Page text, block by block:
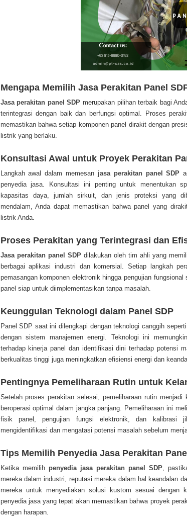
Mengapa Memilih Jasa Perakitan Panel
Jasa perakitan panel SDP merupakan pilihan terbaik bagi
terintegrasi dengan baik dan berfungsi optimal. Proses
memastikan bahwa setiap komponen panel dirakit dengan
listrik yang berlaku.
Konsultasi Awal untuk Proyek Perakitan
Langkah awal dalam memesan jasa perakitan panel SDP
penyedia jasa. Konsultasi ini penting untuk menentukan
kapasitas daya, jumlah sirkuit, dan jenis proteksi yang
mendalam, Anda dapat memastikan bahwa panel yang
listrik Anda.
Proses Perakitan yang Terintegrasi dan
Jasa perakitan panel SDPdilakukan oleh tim ahli yang
berbagai aplikasi industri dan komersial. Setiap langkah
pemasangan komponen elektronik hingga pengujian
panel siap untuk diimplementasikan tanpa masalah.
Keunggulan Teknologi dalam Panel SDP
Panel SDP saat ini dilengkapi dengan teknologi canggih
dengan sistem manajemen energi. Teknologi ini
terhadap kinerja panel dan identifikasi dini terhadap potensi
berkualitas tinggi juga meningkatkan efisiensi energi dan
Pentingnya Pemeliharaan Rutin untuk
Setelah proses perakitan selesai, pemeliharaan rutin
beroperasi optimal dalam jangka panjang. Pemeliharaan ini
fisik panel, pengujian fungsi elektronik, dan kalibrasi
mengidentifikasi dan mengatasi potensi masalah sebelum
Tips Memilih Penyedia Jasa Perakitan
Ketika memilihpenyedia jasa perakitan panel SDP,
mereka dalam industri, reputasi mereka dalam hal keandalan
mereka untuk menyediakan solusi kustom sesuai dengan
penyedia jasa yang tepat akan memastikan bahwa proyek
dengan harapan.